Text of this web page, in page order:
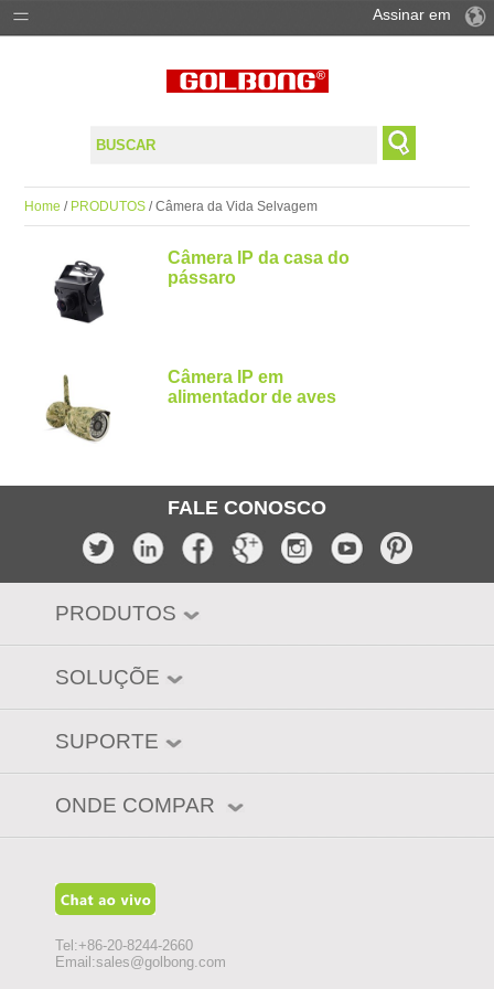
SUPORTE
Assinar em
Home / PRODUTOS / Câmera da Vida Selvagem
Câmera IP da casa do
pássaro
Câmera IP em
alimentador de aves
FALE CONOSCO
PRODUTOS
SOLUÇÕE
SUPORTE
ONDE COMPAR
Tel:+86-20-8244-2660
Email:sales@golbong.com